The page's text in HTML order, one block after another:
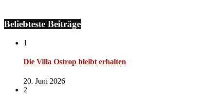
Beliebteste Beiträge
1
Die Villa Ostrop bleibt erhalten
20. Juni 2026
2